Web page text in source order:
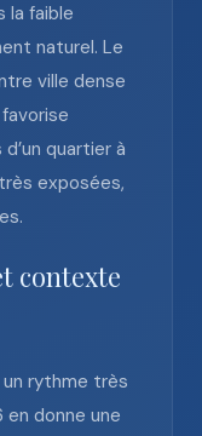
la faible
naturel. Le
ville dense
quartier à
exposées,
contexte
un rythme très
en donne une